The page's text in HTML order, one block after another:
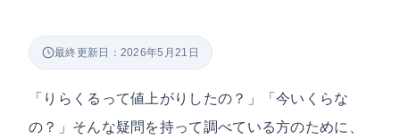
最終更新日：2026年5月21日
「りらくるって値上がりしたの？」「今いくらな
の？」そんな疑問を持って調べている方のために、